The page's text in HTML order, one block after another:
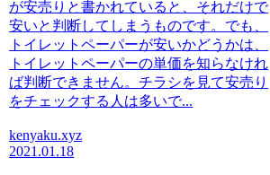
が安売りと書かれていると、それだけで
安いと判断してしまうものです。でも、
トイレットペーパーが安いかどうかは、
トイレットペーパーの単価を知らなけれ
ば判断できません。チラシを見て安売り
をチェックする人は多いで...
kenyaku.xyz
2021.01.18